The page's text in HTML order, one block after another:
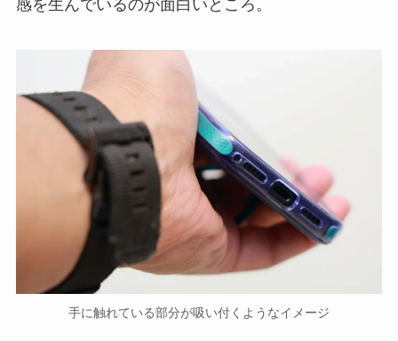
感を生んでいるのが面白いところ。
手に触れている部分が吸い付くようなイメージ